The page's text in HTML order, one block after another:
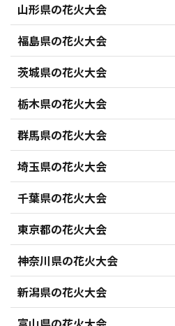
山形県の花火大会
福島県の花火大会
茨城県の花火大会
栃木県の花火大会
群馬県の花火大会
埼玉県の花火大会
千葉県の花火大会
東京都の花火大会
神奈川県の花火大会
新潟県の花火大会